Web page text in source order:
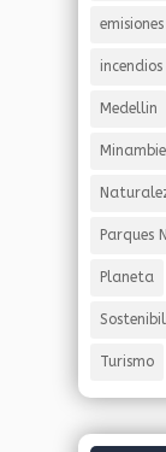
Medellin
Parques
Planeta
Turismo